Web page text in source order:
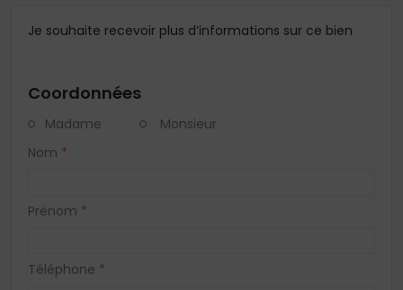
Je souhaite recevoir plus d’informations sur ce bien
Coordonnées
Madame
Monsieur
Nom *
Prénom *
Téléphone *